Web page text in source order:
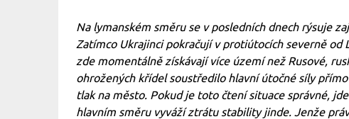
Na lymanském směru se v posledních dnech rýsuje
Zatímco Ukrajinci pokračují v protiútocích severně od
zde momentálně získávají více území než Rusové,
ohrožených křídel soustředilo hlavní útočné síly
tlak na město. Pokud je toto čtení situace správné,
hlavním směru vyváží ztrátu stability jinde. Jenže